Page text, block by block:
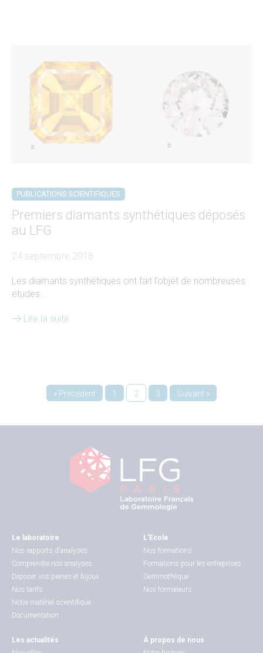
PUBLICATIONS SCIENTIFIQUES
Premiers diamants synthétiques déposés
au LFG
24 septembre 2018
Les diamants synthétiques ont fait l’objet de nombreuses
études...
Lire la suite
« Précédent 1 2 3 Suivant »
Le laboratoire
Nos rapports d’analyses
Comprendre nos analyses
Déposer vos pierres et bijoux
Nos tarifs
Notre matériel scientifique
Documentation
L’Ecole
Nos formations
Formations pour les entreprises
Gemmothèque
Nos formateurs
Les actualités
À propos de nous